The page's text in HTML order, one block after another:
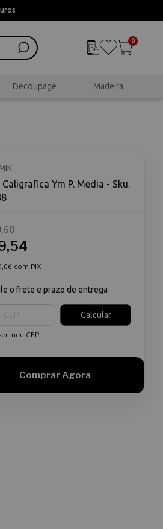
0
Decoupage Madeira
Caligrafica Ym P. Media - Sku.
com PIX
o frete e prazo de entrega
Calcular
meu CEP